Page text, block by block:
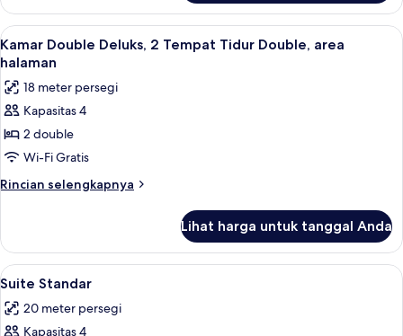
Queen
Bed
Courtyard
2nd
Lihat
semua
foto
untuk
Kamar
Double
Deluks,
2
Double,
area
halaman
Seprai premium, bantalan ekstra
9
Kamar Double Deluks, 2 Tempat Tidur Double, area
halaman
18 meter persegi
Kapasitas 4
2 double
Wi-Fi Gratis
Rincian selengkapnya
Rincian
Kamar
Double
Deluks,
Tempat
Tidur
Lihat harga untuk tanggal Anda
Lihat
semua
foto
Suite Standar | Seprai premium,
5
Suite Standar
20 meter persegi
Kapasitas 4